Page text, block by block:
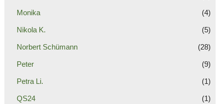
Monika (4)
Nikola K. (5)
Norbert Schümann (28)
Peter (9)
Petra Li. (1)
QS24 (1)